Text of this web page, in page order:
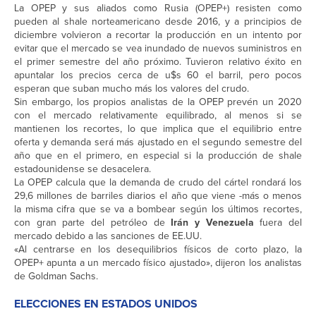
La OPEP y sus aliados como Rusia (OPEP+) resisten como
pueden al shale norteamericano desde 2016, y a principios de
diciembre volvieron a recortar la producción en un intento por
evitar que el mercado se vea inundado de nuevos suministros en
el primer semestre del año próximo. Tuvieron relativo éxito en
apuntalar los precios cerca de u$s 60 el barril, pero pocos
esperan que suban mucho más los valores del crudo.
Sin embargo, los propios analistas de la OPEP prevén un 2020
con el mercado relativamente equilibrado, al menos si se
mantienen los recortes, lo que implica que el equilibrio entre
oferta y demanda será más ajustado en el segundo semestre del
año que en el primero, en especial si la producción de shale
estadounidense se desacelera.
La OPEP calcula que la demanda de crudo del cártel rondará los
29,6 millones de barriles diarios el año que viene -más o menos
la misma cifra que se va a bombear según los últimos recortes,
con gran parte del petróleo deIrán y Venezuela fuera del
mercado debido a las sanciones de EE.UU.
«Al centrarse en los desequilibrios físicos de corto plazo, la
OPEP+ apunta a un mercado físico ajustado», dijeron los analistas
de Goldman Sachs.
ELECCIONES EN ESTADOS UNIDOS